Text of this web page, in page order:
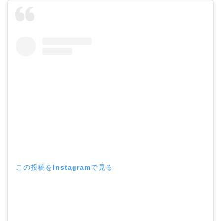
この投稿をInstagramで見る